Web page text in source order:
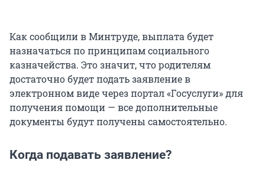
Как сообщили в Минтруде, выплата будет
назначаться по принципам социального
казначейства. Это значит, что родителям
достаточно будет подать заявление в
электронном виде через портал «Госуслуги» для
получения помощи — все дополнительные
документы будут получены самостоятельно.
Когда подавать заявление?